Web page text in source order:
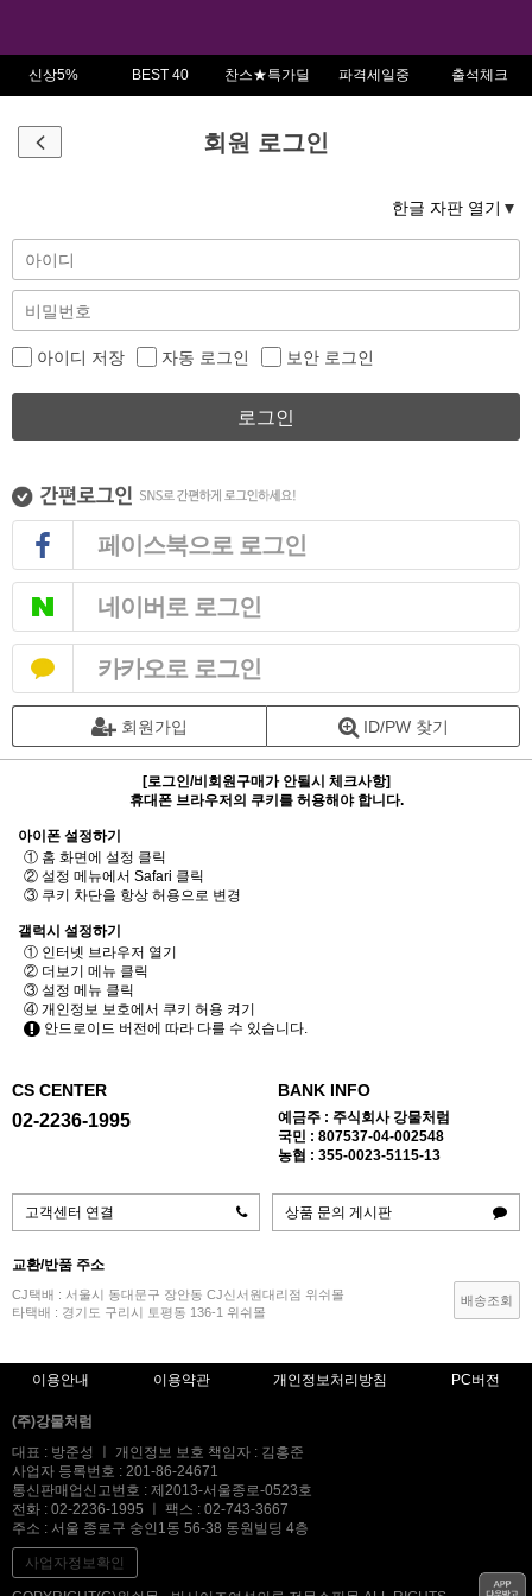
신상5% BEST 40 찬스★특가딜 파격세일중 출석체크
회원 로그인
한글 자판 열기
아이디 저장 자동 로그인 보안 로그인
로그인
페이스북으로 로그인
네이버로 로그인
카카오로 로그인
회원가입 ID/PW 찾기
[로그인/비회원구매가 안될시 체크사항]
휴대폰 브라우저의 쿠키를 허용해야 합니다.
아이폰 설정하기
① 홈 화면에 설정 클릭
② 설정 메뉴에서 Safari 클릭
③ 쿠키 차단을 항상 허용으로 변경
갤럭시 설정하기
① 인터넷 브라우저 열기
② 더보기 메뉴 클릭
③ 설정 메뉴 클릭
④ 개인정보 보호에서 쿠키 허용 켜기
안드로이드 버전에 따라 다를 수 있습니다.
CS CENTER
02-2236-1995
BANK INFO
예금주 : 주식회사 강물처럼
국민 : 807537-04-002548
농협 : 355-0023-5115-13
고객센터 연결 상품 문의 게시판
교환/반품 주소
CJ택배 : 서울시 동대문구 장안동 CJ신서원대리점 위쉬몰
타택배 : 경기도 구리시 토평동 136-1 위쉬몰
배송조회
이용안내 이용약관 개인정보처리방침 PC버전
(주)강물처럼
대표 : 방준성 ㅣ 개인정보 보호 책임자 : 김홍준
사업자 등록번호 : 201-86-24671
통신판매업신고번호 : 제2013-서울종로-0523호
전화 : 02-2236-1995 ㅣ 팩스 : 02-743-3667
주소 : 서울 종로구 숭인1동 56-38 동원빌딩 4층
사업자정보확인